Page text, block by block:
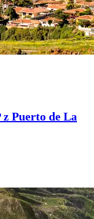
z Puerto de La